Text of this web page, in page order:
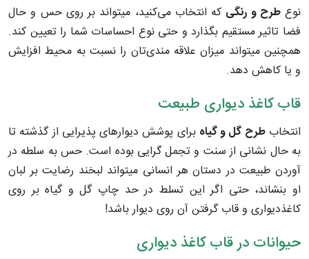
نوعطرح و رنگی که انتخاب می‌کنید، میتواند بر روی حس و حال
فضا تاثیر مستقیم بگذارد و حتی نوع احساسات شما را تعیین کند.
همچنین میتواند میزان علاقه مندی‌تان را نسبت به محیط افزایش
و یا کاهش دهد.
قاب کاغذ دیواری طبیعت
انتخابطرح گل و گیاه برای پوشش دیوارهای پذیرایی از گذشته تا
به حال نشانی از سنت و تجمل گرایی بوده است. حس به سلطه در
آوردن طبیعت در دستان هر انسانی میتواند لبخند رضایت بر لبان
او بنشاند، حتی اگر این تسلط در حد چاپ گل و گیاه بر روی
کاغذدیواری و قاب گرفتن آن روی دیوار باشد!
حیوانات در قاب کاغذ دیواری